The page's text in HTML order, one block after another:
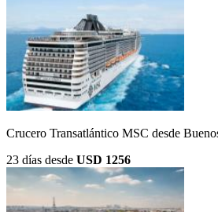
Crucero Transatlántico MSC desde
23 días desde USD 1256